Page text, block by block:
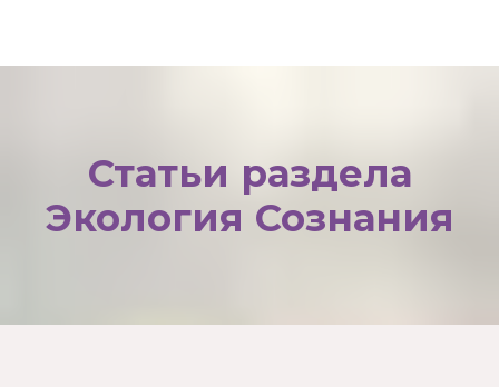
Статьи раздела
Экология Сознания